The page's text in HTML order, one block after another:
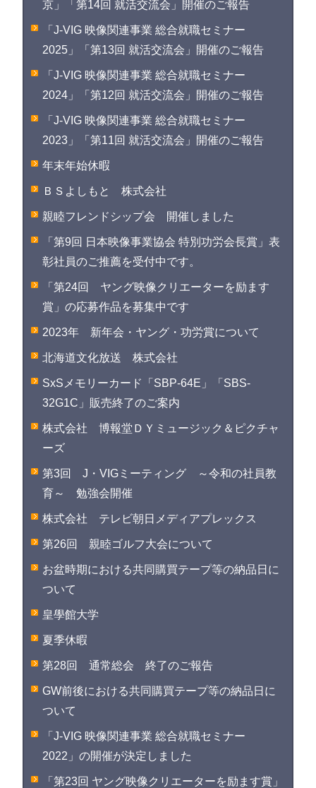
京」「第14回 就活交流会」開催のご報告
「J-VIG 映像関連事業 総合就職セミナー
2025」「第13回 就活交流会」開催のご報告
「J-VIG 映像関連事業 総合就職セミナー
2024」「第12回 就活交流会」開催のご報告
「J-VIG 映像関連事業 総合就職セミナー
2023」「第11回 就活交流会」開催のご報告
年末年始休暇
ＢＳよしもと 株式会社
親睦フレンドシップ会 開催しました
「第9回 日本映像事業協会 特別功労会長賞」表
彰社員のご推薦を受付中です。
「第24回 ヤング映像クリエーターを励ます
賞」の応募作品を募集中です
2023年 新年会・ヤング・功労賞について
北海道文化放送 株式会社
SxSメモリーカード「SBP-64E」「SBS-
32G1C」販売終了のご案内
株式会社 博報堂ＤＹミュージック＆ピクチャ
ーズ
第3回 J・VIGミーティング ～令和の社員教
育～ 勉強会開催
株式会社 テレビ朝日メディアプレックス
第26回 親睦ゴルフ大会について
お盆時期における共同購買テープ等の納品日に
ついて
皇學館大学
夏季休暇
第28回 通常総会 終了のご報告
GW前後における共同購買テープ等の納品日に
ついて
「J-VIG 映像関連事業 総合就職セミナー
2022」の開催が決定しました
「第23回 ヤング映像クリエーターを励ます賞」